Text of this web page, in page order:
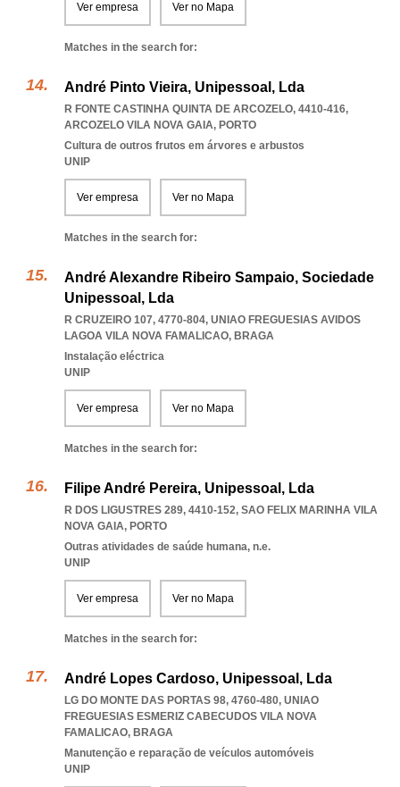
Ver empresa Ver no Mapa
Matches in the search for:
André Pinto Vieira, Unipessoal, Lda
R FONTE CASTINHA QUINTA DE ARCOZELO, 4410-416,
ARCOZELO VILA NOVA GAIA, PORTO
Cultura de outros frutos em árvores e arbustos
UNIP
Ver empresa Ver no Mapa
Matches in the search for:
André Alexandre Ribeiro Sampaio, Sociedade
Unipessoal, Lda
R CRUZEIRO 107, 4770-804, UNIAO FREGUESIAS AVIDOS
LAGOA VILA NOVA FAMALICAO, BRAGA
Instalação eléctrica
UNIP
Ver empresa Ver no Mapa
Matches in the search for:
Filipe André Pereira, Unipessoal, Lda
R DOS LIGUSTRES 289, 4410-152, SAO FELIX MARINHA VILA
NOVA GAIA, PORTO
Outras atividades de saúde humana, n.e.
UNIP
Ver empresa Ver no Mapa
Matches in the search for:
André Lopes Cardoso, Unipessoal, Lda
LG DO MONTE DAS PORTAS 98, 4760-480, UNIAO
FREGUESIAS ESMERIZ CABECUDOS VILA NOVA
FAMALICAO, BRAGA
Manutenção e reparação de veículos automóveis
UNIP